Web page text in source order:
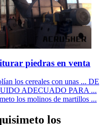
piedras en venta
los cereales con unas ... DE
ADECUADO PARA ...
los molinos de martillos ...
los